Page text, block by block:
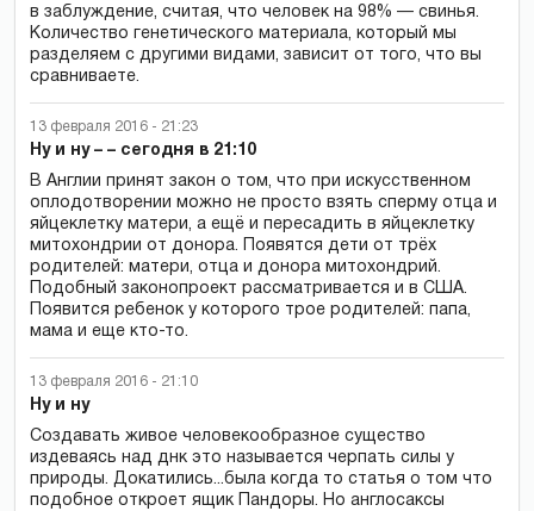
в заблуждение, считая, что человек на 98% — свинья.
Количество генетического материала, который мы
разделяем с другими видами, зависит от того, что вы
сравниваете.
13 февраля 2016 - 21:23
Ну и ну – – сегодня в 21:10
В Англии принят закон о том, что при искусственном
оплодотворении можно не просто взять сперму отца и
яйцеклетку матери, а ещё и пересадить в яйцеклетку
митохондрии от донора. Появятся дети от трёх
родителей: матери, отца и донора митохондрий.
Подобный законопроект рассматривается и в США.
Появится ребенок у которого трое родителей: папа,
мама и еще кто-то.
13 февраля 2016 - 21:10
Ну и ну
Создавать живое человекообразное существо
издеваясь над днк это называется черпать силы у
природы. Докатились...была когда то статья о том что
подобное откроет ящик Пандоры. Но англосаксы